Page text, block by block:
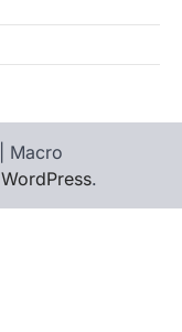
| Macro
WordPress.